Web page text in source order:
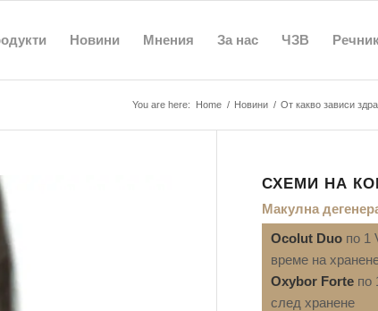
Новини Мнения За нас ЧЗВ Речник
You are here: Home / Новини / От какво зависи
СХЕМИ НА
Макулна
Ocolut Duo по 1
време на
Oxybor Forte по
след хранене